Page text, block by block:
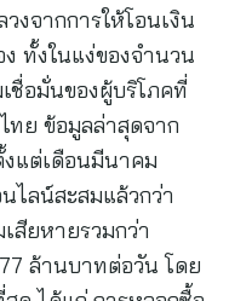
งจากการให้โอนเงิน
ทั้งในแง่ของจำนวน
ชื่อมั่นของผู้บริโภคที่
ทย ข้อมูลล่าสุดจาก
แต่เดือนมีนาคม
ลน์สะสมแล้วกว่า
สียหายรวมกว่า
ล้านบาทต่อวัน โดย